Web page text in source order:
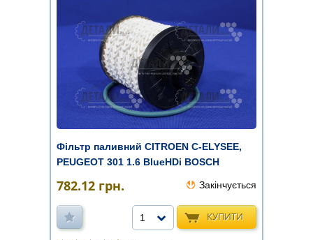
Фільтр паливний CITROEN C-ELYSEE,
PEUGEOT 301 1.6 BlueHDi BOSCH
782.12 грн. Закінчується
КУПИТИ
1